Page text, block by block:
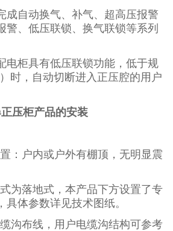
成自动换气、补气、超高压报警
警、低压联锁、换气联锁等系列
电柜具有低压联锁功能，低于规
时，自动切断进入正压腔的用户
压柜产品的安装
：户内或户外有棚顶，无明显震
为落地式，本产品下方设置了专
具体参数详见技术图纸。
沟布线，用户电缆沟结构可参考